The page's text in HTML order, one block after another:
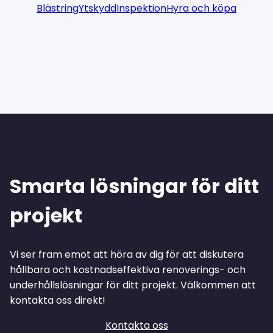
BlästringYtskyddInspektionHyra och köpa
Smarta lösningar för ditt
projekt
Vi ser fram emot att höra av dig för att diskutera
hållbara och kostnadseffektiva renoverings- och
underhållslösningar för ditt projekt. Välkommen att
kontakta oss direkt!
Kontakta oss